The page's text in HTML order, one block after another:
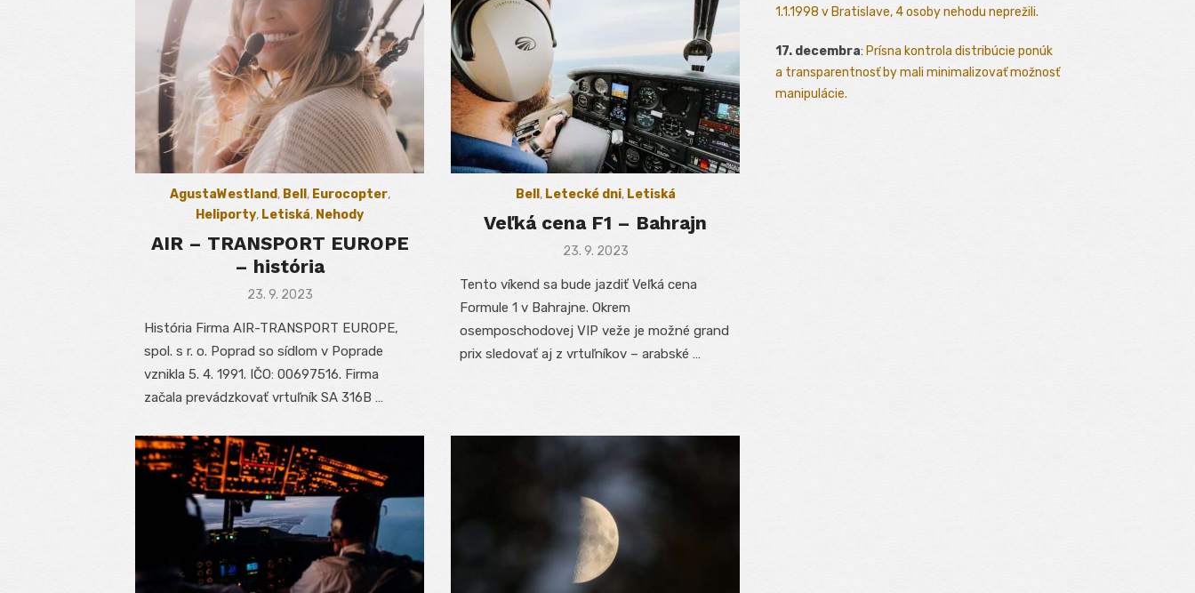
AgustaWestland, Bell , Eurocopter,
Heliporty, Letiská, Nehody
AIR – TRANSPORT EUROPE
– história
Posted
23. 9. 2023
História Firma AIR-TRANSPORT EUROPE,
spol. s r. o. Poprad so sídlom v Poprade
vznikla 5. 4. 1991. IČO: 00697516. Firma
začala prevádzkovať vrtuľník SA 316B …
Bell , Letecké dni, Letiská
Veľká cena F1 – Bahrajn
Posted
23. 9. 2023
Tento víkend sa bude jazdiť Veľká cena
Formule 1 v Bahrajne. Okrem
osemposchodovej VIP veže je možné grand
prix sledovať aj z vrtuľníkov – arabské …
1.1.1998 v Bratislave, 4 osoby nehodu neprežili.
17. decembra: Prísna kontrola distribúcie ponúk
a transparentnosť by mali minimalizovať možnosť
manipulácie.